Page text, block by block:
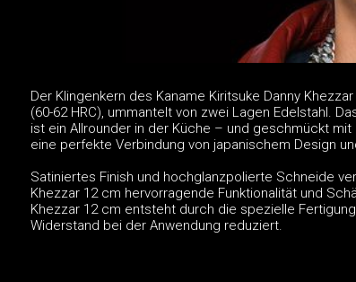
Der Klingenkern des Kaname Kiritsuke Danny
(60-62 HRC), ummantelt von zwei Lagen Edelstahl.
ist ein Allrounder in der Küche – und geschmückt mit
eine perfekte Verbindung von japanischem Design
Satiniertes Finish und hochglanzpolierte Schneide
Khezzar 12 cm hervorragende Funktionalität und
Khezzar 12 cm entsteht durch die spezielle
Widerstand bei der Anwendung reduziert.